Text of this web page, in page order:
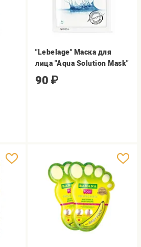
"Lebelage" Маска для
лица "Aqua Solution Mask"
90 ₽